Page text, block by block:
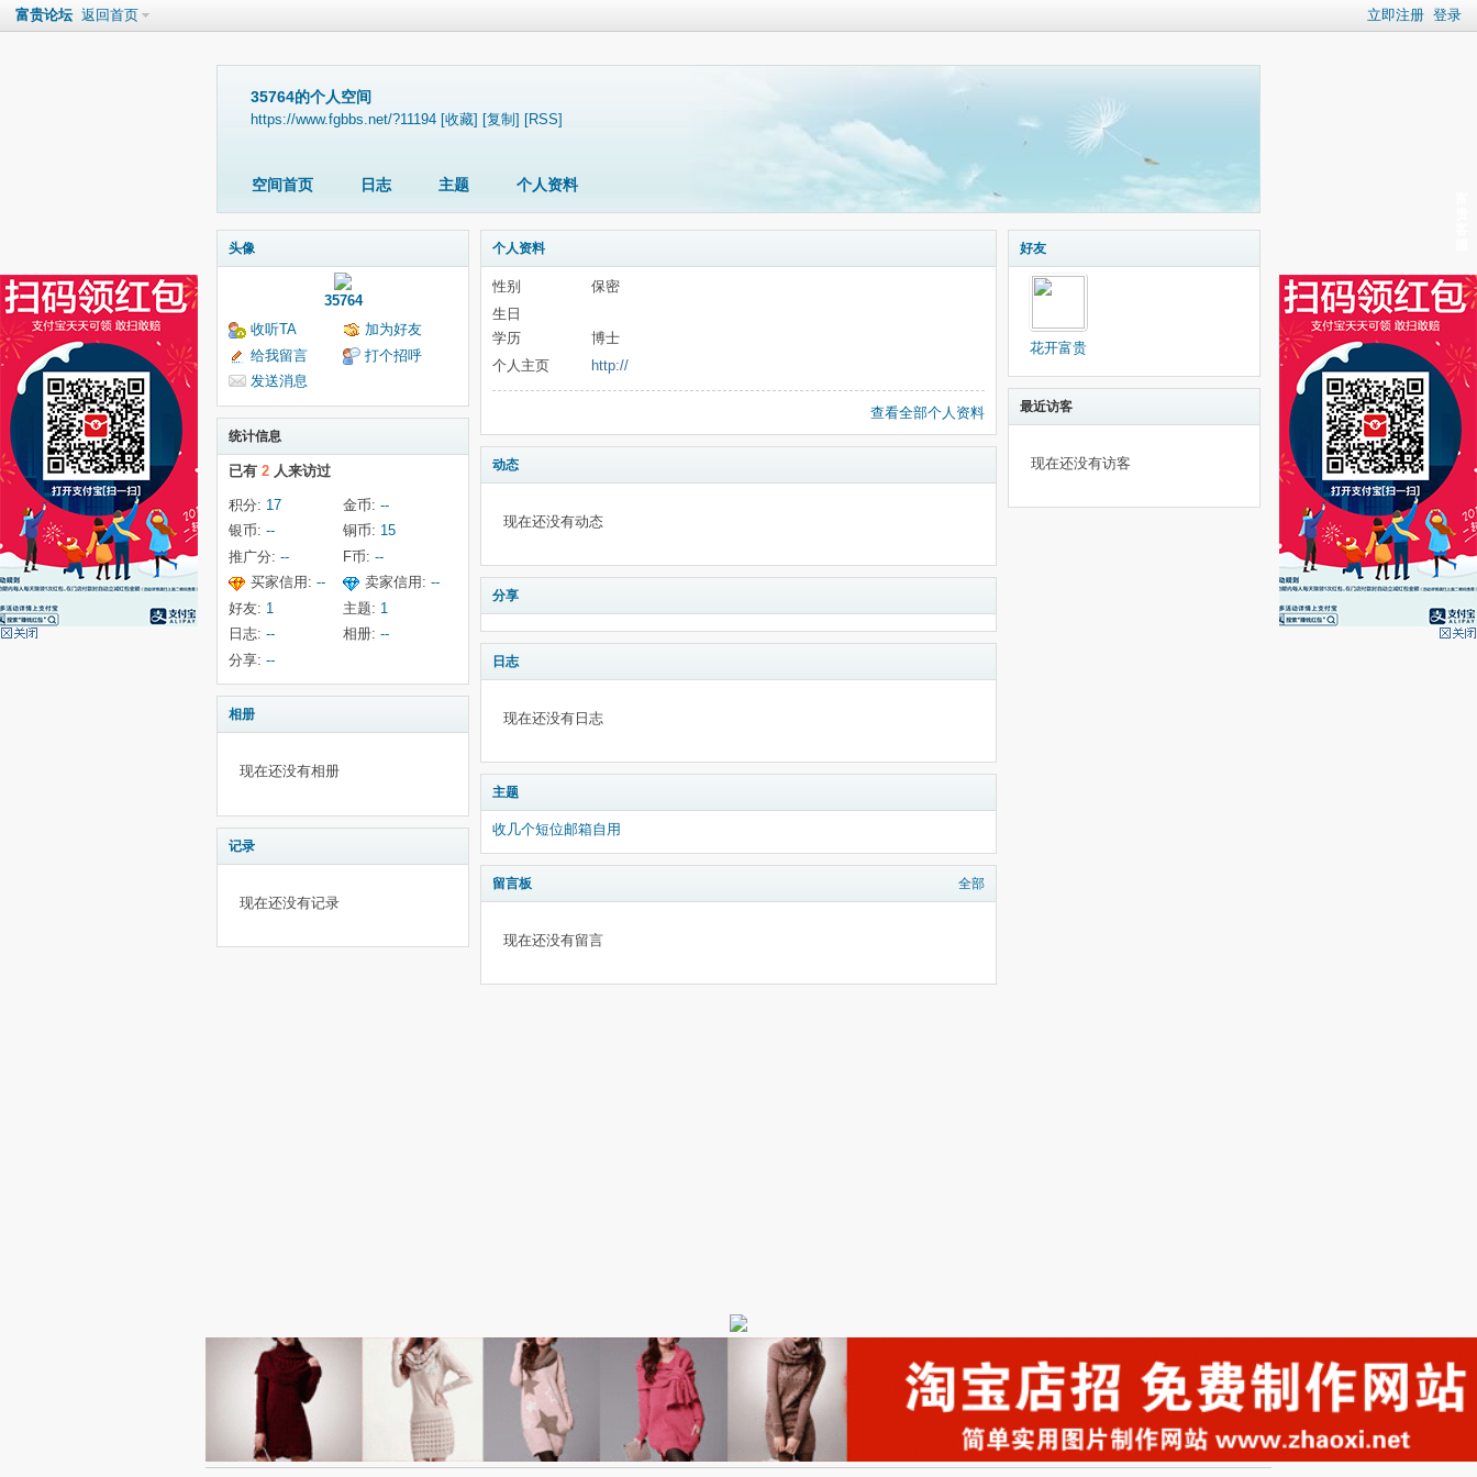
立即注册 登录
富贵论坛 返回首页
35764的个人空间
https://www.fgbbs.net/?11194 [收藏] [复制] [RSS]
空间首页 日志 主题 个人资料
头像
35764
收听TA
加为好友
给我留言
打个招呼
发送消息
统计信息
已有 2 人来访过
积分: 17 金币: --
银币: -- 铜币: 15
推广分: -- F币: --
买家信用: -- 卖家信用: --
好友: 1 主题: 1
日志: -- 相册: --
分享: --
相册
现在还没有相册
记录
现在还没有记录
个人资料
性别
保密
生日
学历
博士
个人主页
http://
查看全部个人资料
动态
现在还没有动态
分享
日志
现在还没有日志
主题
收几个短位邮箱自用
留言板 全部
现在还没有留言
好友
花开富贵
最近访客
现在还没有访客